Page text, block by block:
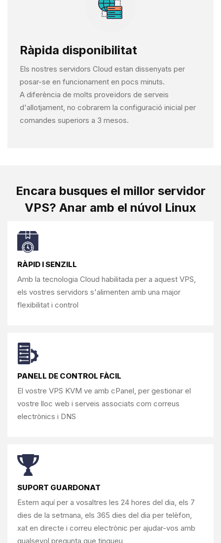
Ràpida disponibilitat
Els nostres servidors Cloud estan dissenyats per
posar-se en funcionament en pocs minuts.
A diferència de molts proveïdors de serveis
d'allotjament, no cobrarem la configuració inicial per
comandes superiors a 3 mesos.
Encara busques el millor servidor
VPS? Anar amb el núvol Linux
RÀPID I SENZILL
Amb la tecnologia Cloud habilitada per a aquest VPS,
els vostres servidors s'alimenten amb una major
flexibilitat i control
PANELL DE CONTROL FÀCIL
El vostre VPS KVM ve amb cPanel, per gestionar el
vostre lloc web i serveis associats com correus
electrònics i DNS
SUPORT GUARDONAT
Estem aquí per a vosaltres les 24 hores del dia, els 7
dies de la setmana, els 365 dies del dia per telèfon,
xat en directe i correu electrònic per ajudar-vos amb
qualsevol pregunta que tingueu